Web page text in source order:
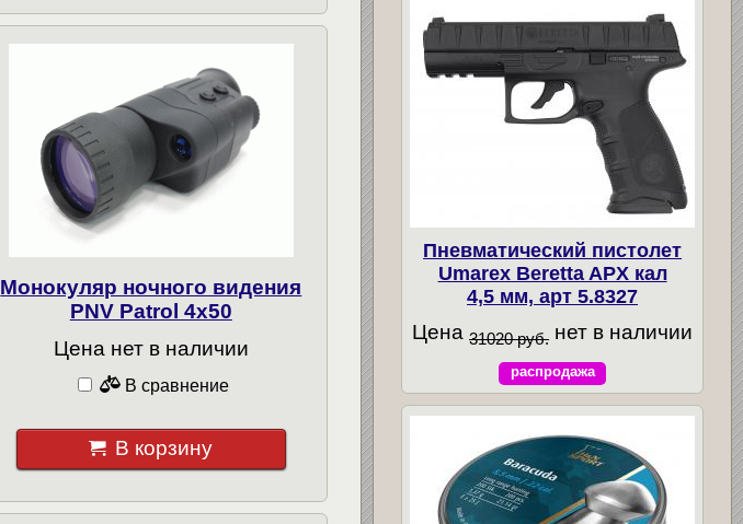
Монокуляр ночного видения
PNV Patrol 4х50
Цена нет в наличии
В сравнение
В корзину
Пневматический пистолет
Umarex Beretta APX кал
4,5 мм, арт 5.8327
Цена31020 руб. нет в наличии
распродажа